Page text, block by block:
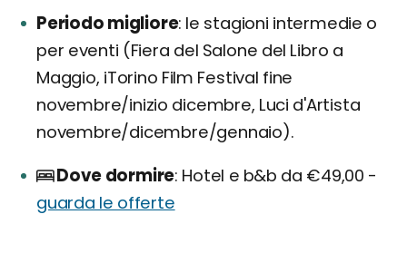
Periodo migliore le stagioni intermedie o
per eventi (Fiera del Salone del Libro a
Maggio, iTorino Film Festival fine
novembre/inizio dicembre, Luci d'Artista
novembre/dicembre/gennaio).
Dove dormire Hotel e b&b da €49,00 -
guarda le offerte